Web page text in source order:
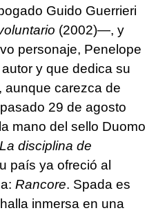
Guido Guerrieri
(2002)—, y
personaje, Penelope
y que dedica su
aunque carezca de
29 de agosto
mano del sello Duomo
La disciplina de
país ya ofreció al
Rancore. Spada es
inmersa en una